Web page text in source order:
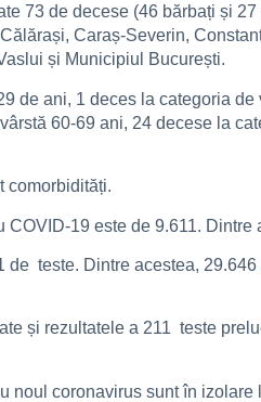
73 de decese (46 bărbați și
Caraș-Severin,
și Municipiul București.
de ani, 1 deces la categoria
60-69 ani, 24 decese la
comorbidități.
19 este de 9.611. Dintre
teste. Dintre acestea,
și rezultatele a 211 teste
noul coronavirus sunt în